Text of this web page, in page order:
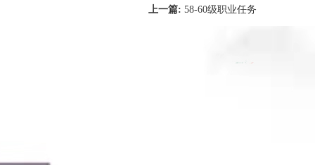
上一篇:58-60级职业任务